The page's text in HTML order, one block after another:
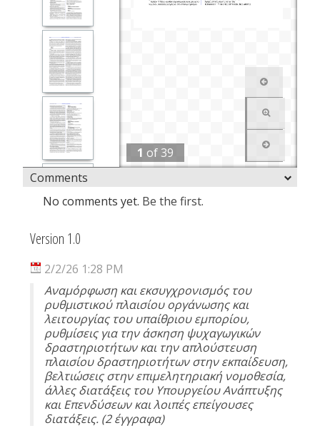
1 of 39
Comments
No comments yet. Be the first.
Version 1.0
2/2/26 1:28 PM
Αναμόρφωση και εκσυγχρονισμός του
ρυθμιστικού πλαισίου οργάνωσης και
λειτουργίας του υπαίθριου εμπορίου,
ρυθμίσεις για την άσκηση ψυχαγωγικών
δραστηριοτήτων και την απλούστευση
πλαισίου δραστηριοτήτων στην εκπαίδευση,
βελτιώσεις στην επιμελητηριακή νομοθεσία,
άλλες διατάξεις του Υπουργείου Ανάπτυξης
και Επενδύσεων και λοιπές επείγουσες
διατάξεις. (2 έγγραφα)